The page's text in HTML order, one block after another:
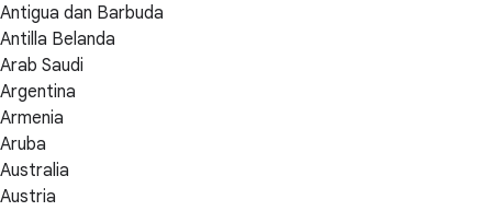
Antigua dan Barbuda
Antilla Belanda
Arab Saudi
Argentina
Armenia
Aruba
Australia
Austria